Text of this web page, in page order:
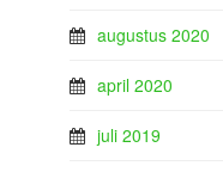
augustus 2020
april 2020
juli 2019